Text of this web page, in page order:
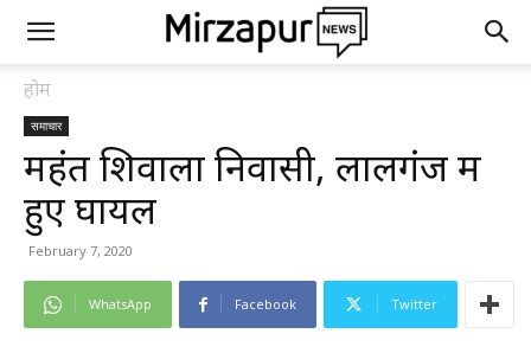
होम
समाचार
महंत शिवाला निवासी, लालगंज में
हुए घायल
February 7, 2020
WhatsApp Facebook Twitter